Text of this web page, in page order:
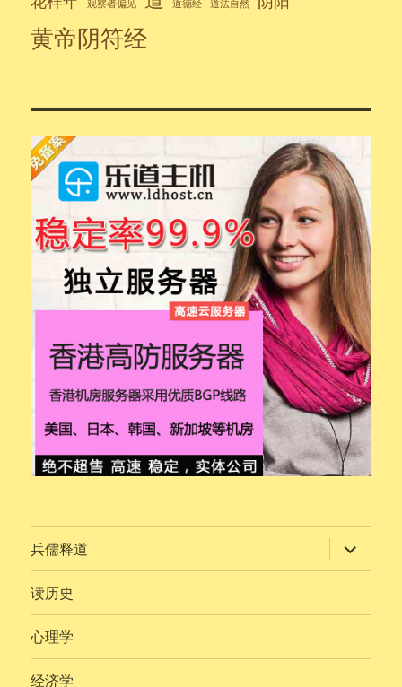
观察者偏见 道德经 道法自然
黄帝阴符经
兵儒释道 展
开
子
读历史
心理学
经济学